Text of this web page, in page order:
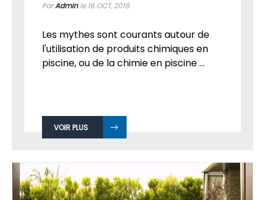
ParAdminle 16 OCT, 2018
Les mythes sont courants autour de
l'utilisation de produits chimiques en
piscine, ou de la chimie en piscine ...
VOIR PLUS